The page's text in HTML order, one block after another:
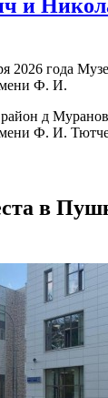
и
2026 года
Ф. И.
д
Ф. И.
в